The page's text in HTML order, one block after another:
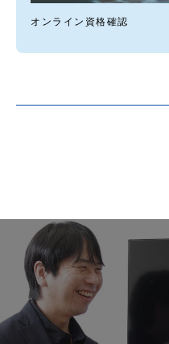
オンライン資格確認